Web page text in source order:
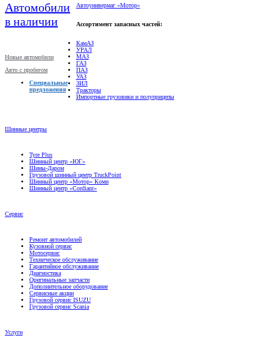
Автомобили
в наличии
Новые автомобили
Авто с пробегом
Специальные
предложения
Автоунивермаг «Мотор»
Ассортимент запасных частей:
КамАЗ
УРАЛ
МАЗ
ГАЗ
ПАЗ
УАЗ
ЗИЛ
Тракторы
Импортные грузовики и полуприцепы
Шинные центры
Tyre Plus
Шинный центр «ЮГ»
Шины-Даром
Грузовой шинный центр TruckPoint
Шинный центр «Мотор» Коми
Шинный центр «Cordiant»
Сервис
Ремонт автомобилей
Кузовной сервис
Мотосервис
Техническое обслуживание
Гарантийное обслуживание
Диагностика
Оригинальные запчасти
Дополнительное оборудование
Сервисные акции
Грузовой сервис ISUZU
Грузовой сервис Scania
Услуги